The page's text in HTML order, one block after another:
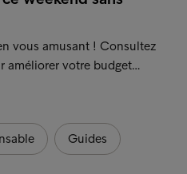
vous amusant ! Consultez
améliorer votre budget…
Guides